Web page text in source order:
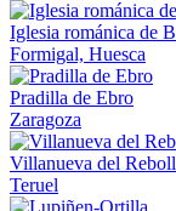
Iglesia románica de
Formigal, Huesca
Pradilla de Ebro
Zaragoza
Villanueva del
Teruel